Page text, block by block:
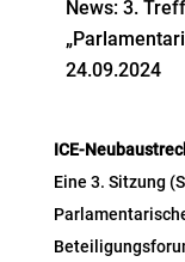
News: 3.
24.09.2024
ICE-
Eine 3. Sitzung